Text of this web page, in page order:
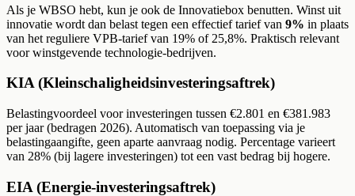
Als je WBSO hebt, kun je ook de Innovatiebox benutten. Winst uit
innovatie wordt dan belast tegen een effectief tarief van 9% in plaats
van het reguliere VPB-tarief van 19% of 25,8%. Praktisch relevant
voor winstgevende technologie-bedrijven.
KIA (Kleinschaligheidsinvesteringsaftrek)
Belastingvoordeel voor investeringen tussen €2.801 en €381.983
per jaar (bedragen 2026). Automatisch van toepassing via je
belastingaangifte, geen aparte aanvraag nodig. Percentage varieert
van 28% (bij lagere investeringen) tot een vast bedrag bij hogere.
EIA (Energie-investeringsaftrek)